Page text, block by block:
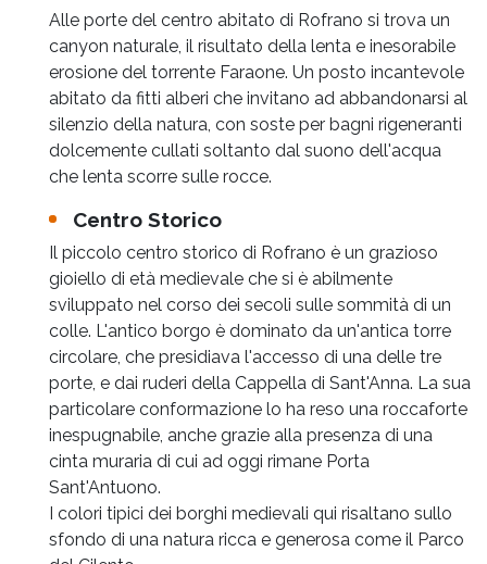
Alle porte del centro abitato di Rofrano si trova un
canyon naturale, il risultato della lenta e inesorabile
erosione del torrente Faraone. Un posto incantevole
abitato da fitti alberi che invitano ad abbandonarsi al
silenzio della natura, con soste per bagni rigeneranti
dolcemente cullati soltanto dal suono dell'acqua
che lenta scorre sulle rocce.
Centro Storico
Il piccolo centro storico di Rofrano è un grazioso
gioiello di età medievale che si è abilmente
sviluppato nel corso dei secoli sulle sommità di un
colle. L'antico borgo è dominato da un'antica torre
circolare, che presidiava l'accesso di una delle tre
porte, e dai ruderi della Cappella di Sant'Anna. La sua
particolare conformazione lo ha reso una roccaforte
inespugnabile, anche grazie alla presenza di una
cinta muraria di cui ad oggi rimane Porta
Sant'Antuono.
I colori tipici dei borghi medievali qui risaltano sullo
sfondo di una natura ricca e generosa come il Parco